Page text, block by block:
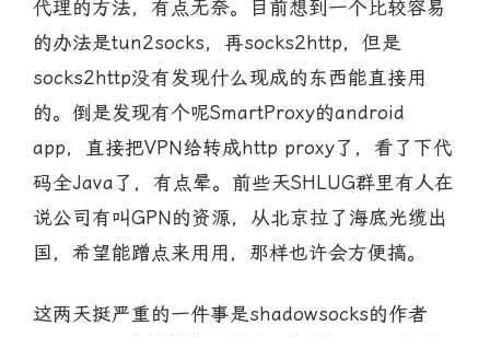
代理的方法，有点无奈。目前想到一个比较容易
的办法是tun2socks，再socks2http，但是
socks2http没有发现什么现成的东西能直接用
的。倒是发现有个呢SmartProxy的android
app，直接把VPN给转成http proxy了，看了下代
码全Java了，有点晕。前些天SHLUG群里有人在
说公司有叫GPN的资源，从北京拉了海底光缆出
国，希望能蹭点来用用，那样也许会方便搞。
这两天挺严重的一件事是shadowsocks的作者